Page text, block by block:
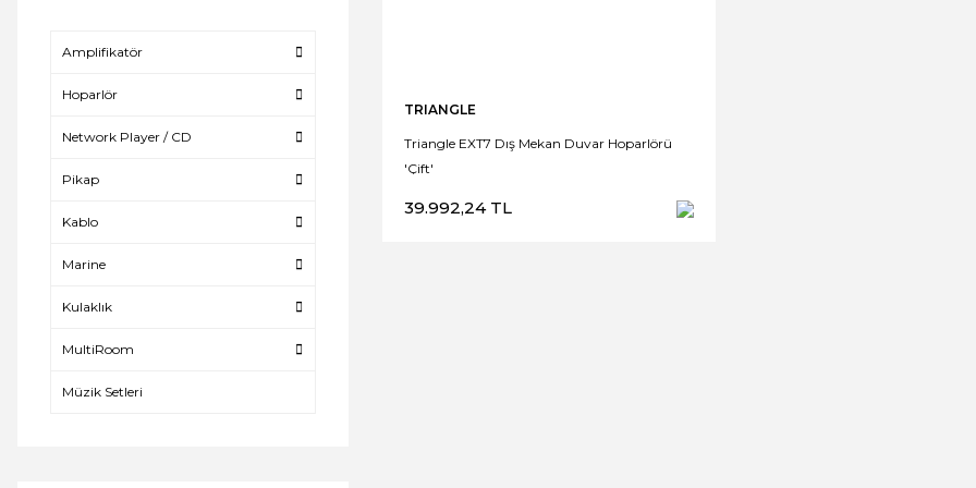
Amplifikatör
Hoparlör
Network Player / CD
Pikap
Kablo
Marine
Kulaklık
MultiRoom
Müzik Setleri
TRIANGLE
Triangle EXT7 Dış Mekan Duvar Hoparlörü
'Çift'
39.992,24 TL